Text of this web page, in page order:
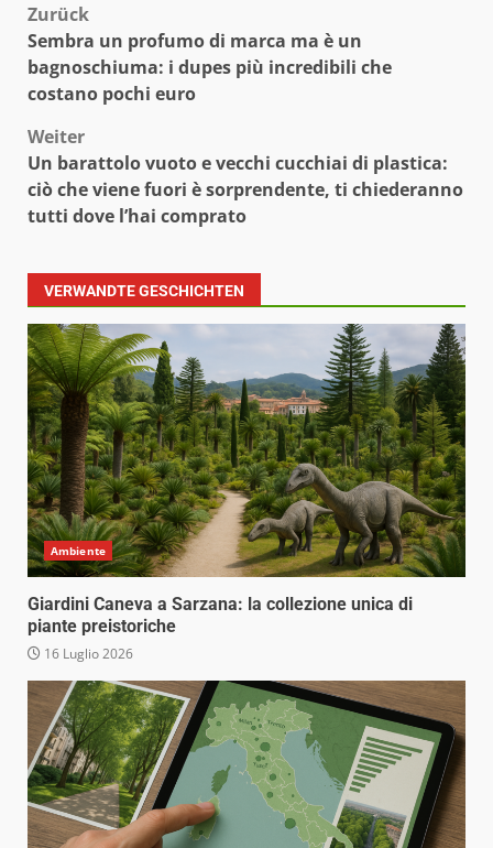
Beitragsnavigation
Zurück
Sembra un profumo di marca ma è un
bagnoschiuma: i dupes più incredibili che
costano pochi euro
Weiter
Un barattolo vuoto e vecchi cucchiai di plastica:
ciò che viene fuori è sorprendente, ti chiederanno
tutti dove l’hai comprato
VERWANDTE GESCHICHTEN
Ambiente
Giardini Caneva a Sarzana: la collezione unica di
piante preistoriche
16 Luglio 2026